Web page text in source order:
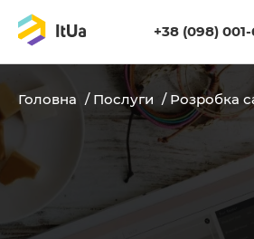
+38 (098)
Головна / Послуги / Розробка